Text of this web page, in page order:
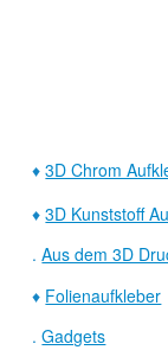
♦3D Chrom
♦3D Kunststoff
.Aus dem 3D
♦ Folienaufkleber
.Gadgets